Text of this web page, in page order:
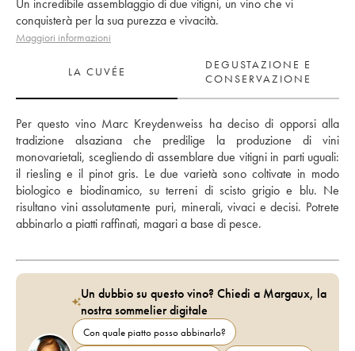
Un incredibile assemblaggio di due vitigni, un vino che vi
conquisterà per la sua purezza e vivacità.
Maggiori informazioni
LA CUVÉE
DEGUSTAZIONE E
CONSERVAZIONE
Per questo vino Marc Kreydenweiss ha deciso di opporsi alla
tradizione alsaziana che predilige la produzione di vini
monovarietali, scegliendo di assemblare due vitigni in parti uguali:
il riesling e il pinot gris. Le due varietà sono coltivate in modo
biologico e biodinamico, su terreni di scisto grigio e blu. Ne
risultano vini assolutamente puri, minerali, vivaci e decisi. Potrete
abbinarlo a piatti raffinati, magari a base di pesce.
Un dubbio su questo vino? Chiedi a Margaux, la
nostra sommelier digitale
Con quale piatto posso abbinarlo?